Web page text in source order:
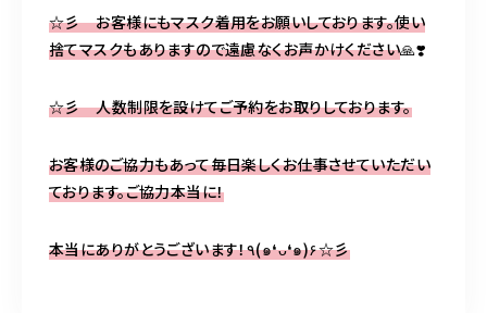
☆彡 お客様にもマスク着用をお願いしております。使い
捨てマスクもありますので遠慮なくお声かけください🙏❣️
☆彡 人数制限を設けてご予約をお取りしております。
お客様のご協力もあって毎日楽しくお仕事させていただい
ております。ご協力本当に！
本当にありがとうございます！٩(๑❛ᴗ❛๑)۶☆彡